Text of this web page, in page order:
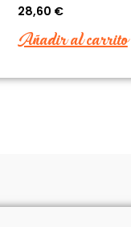
28,60 €
Añadir al carrito